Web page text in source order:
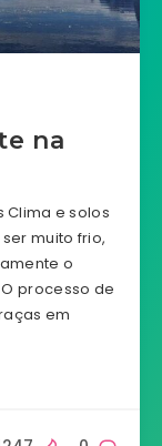
na
Clima e solos
muito frio,
o
processo de
em